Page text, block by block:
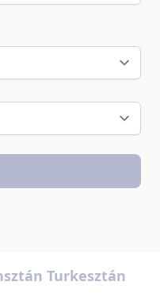
Turkesztán